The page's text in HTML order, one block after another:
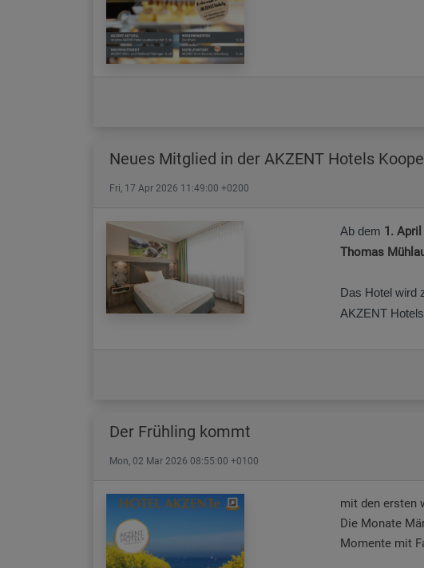
Neues Mitglied in der AKZENT Hotels
Fri, 17 Apr 2026 11:49:00 +0200
Ab dem 1. April
Thomas
Das Hotel wird
AKZENT
Der Frühling kommt
Mon, 02 Mar 2026 08:55:00 +0100
mit den ersten
Die Monate
Momente mit